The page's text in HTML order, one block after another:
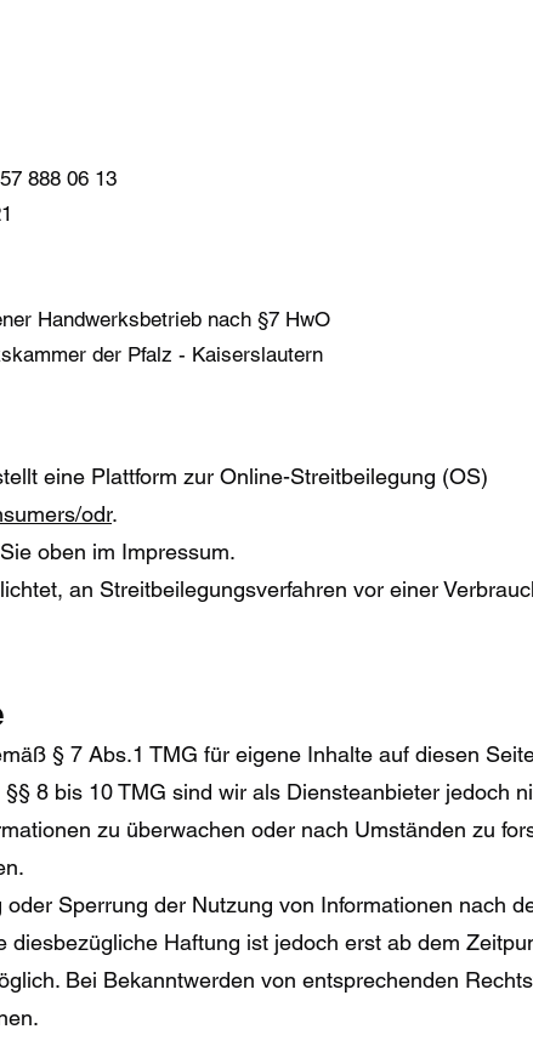
888 06 13
Handwerksbetrieb nach §7 HwO
der Pfalz - Kaiserslautern
eine Plattform zur Online-Streitbeilegung (OS)
odr.
oben im Impressum.
an Streitbeilegungsverfahren vor einer
§ 7 Abs.1 TMG für eigene Inhalte auf diesen
8 bis 10 TMG sind wir als Diensteanbieter jedoch
zu überwachen oder nach Umständen zu
Sperrung der Nutzung von Informationen nach
diesbezügliche Haftung ist jedoch erst ab dem
Bei Bekanntwerden von entsprechenden